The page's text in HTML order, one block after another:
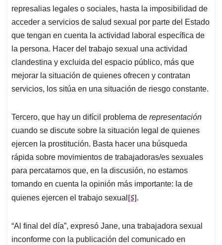
represalias legales o sociales, hasta la imposibilidad de
acceder a servicios de salud sexual por parte del Estado
que tengan en cuenta la actividad laboral específica de
la persona. Hacer del trabajo sexual una actividad
clandestina y excluida del espacio público, más que
mejorar la situación de quienes ofrecen y contratan
servicios, los sitúa en una situación de riesgo constante.
Tercero, que hay un difícil problema de representación
cuando se discute sobre la situación legal de quienes
ejercen la prostitución. Basta hacer una búsqueda
rápida sobre movimientos de trabajadoras/es sexuales
para percatarnos que, en la discusión, no estamos
tomando en cuenta la opinión más importante: la de
quienes ejercen el trabajo sexual [5].
“Al final del día”, expresó Jane, una trabajadora sexual
inconforme con la publicación del comunicado en